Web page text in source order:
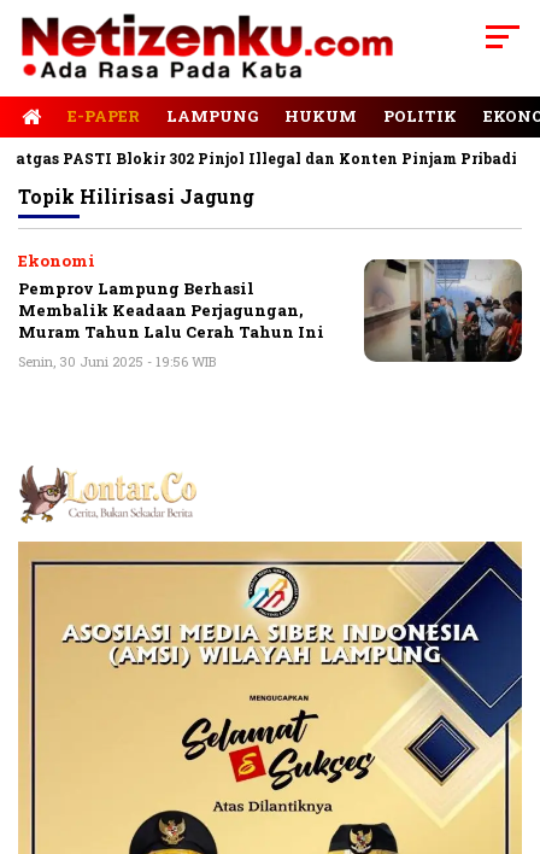
E-PAPER LAMPUNG HUKUM POLITIK
PASTI Blokir 302 Pinjol Illegal dan Konten Pinjam Pribadi
Topik Hilirisasi Jagung
Ekonomi
Pemprov Lampung Berhasil
Membalik Keadaan Perjagungan,
Muram Tahun Lalu Cerah Tahun Ini
Senin, 30 Juni 2025 - 19:56 WIB